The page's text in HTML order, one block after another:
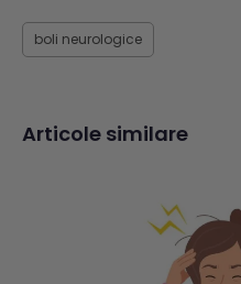
boli neurologice
Articole similare